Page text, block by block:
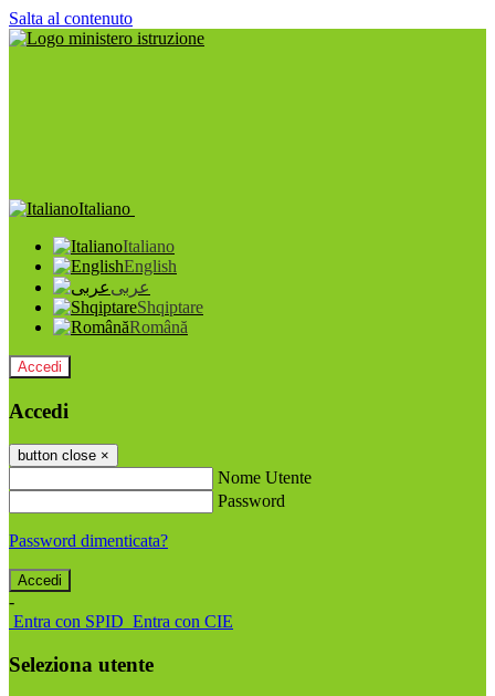
Salta al contenuto
Italiano
Italiano
English
عربى
Shqiptare
Română
Accedi
Accedi
button close ×
Nome Utente
Password
Password dimenticata?
-
Entra con SPID Entra con CIE
Seleziona utente